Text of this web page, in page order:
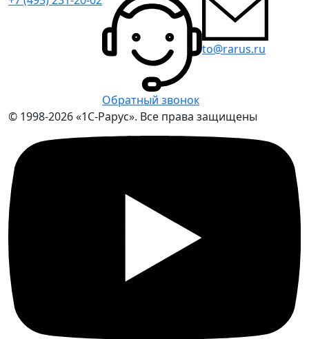
Обратный звонок
to@rarus.ru
© 1998-2026 «1С-Рарус». Все права защищены